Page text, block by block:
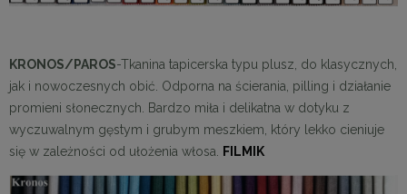
KRONOS/PAROS-Tkanina tapicerska typu plusz, do klasycznych,
jak i nowoczesnych obić. Odporna na ścierania, pilling i działanie
promieni słonecznych. Bardzo miła i delikatna w dotyku z
wyczuwalnym gęstym i grubym meszkiem, który lekko cieniuje
się w zależności od ułożenia włosa.
FILMIK